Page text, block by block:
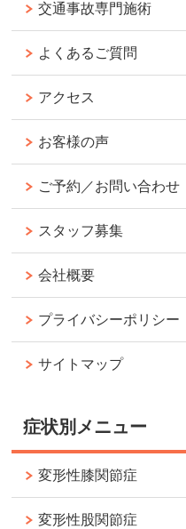
交通事故専門施術
よくあるご質問
アクセス
お客様の声
ご予約／お問い合わせ
スタッフ募集
会社概要
プライバシーポリシー
サイトマップ
症状別メニュー
変形性膝関節症
変形性股関節症